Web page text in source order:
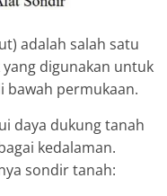
adalah salah satu
digunakan untuk
bawah permukaan.
daya dukung tanah
kedalaman.
sondir tanah: